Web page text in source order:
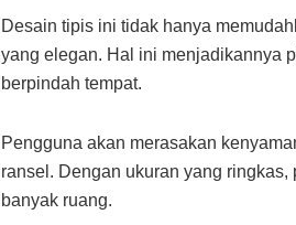
Desain tipis ini tidak hanya
yang elegan. Hal ini menjadikannya
berpindah tempat.
Pengguna akan merasakan
ransel. Dengan ukuran yang
banyak ruang.